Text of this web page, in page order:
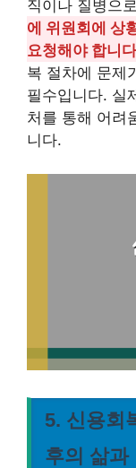
직이나 질병으
에 위원회에 상
요청해야 합니
복 절차에 문제
필수입니다. 실
처를 통해 어려
니다.
5. 신용회
후의 삶과